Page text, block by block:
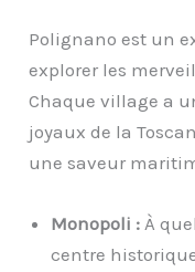
Polignano est un
explorer les
Chaque village a
joyaux de la
une saveur
Monopoli : À
centre